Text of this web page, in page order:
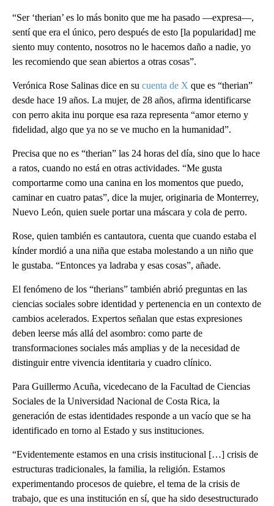
“Ser ‘therian’ es lo más bonito que me ha pasado —expresa—,
sentí que era el único, pero después de esto [la popularidad] me
siento muy contento, nosotros no le hacemos daño a nadie, yo
les recomiendo que sean abiertos a otras cosas”.
Verónica Rose Salinas dice en su cuenta de X que es “therian”
desde hace 19 años. La mujer, de 28 años, afirma identificarse
con perro akita inu porque esa raza representa “amor eterno y
fidelidad, algo que ya no se ve mucho en la humanidad”.
Precisa que no es “therian” las 24 horas del día, sino que lo hace
a ratos, cuando no está en otras actividades. “Me gusta
comportarme como una canina en los momentos que puedo,
caminar en cuatro patas”, dice la mujer, originaria de Monterrey,
Nuevo León, quien suele portar una máscara y cola de perro.
Rose, quien también es cantautora, cuenta que cuando estaba el
kínder mordió a una niña que estaba molestando a un niño que
le gustaba. “Entonces ya ladraba y esas cosas”, añade.
El fenómeno de los “therians” también abrió preguntas en las
ciencias sociales sobre identidad y pertenencia en un contexto de
cambios acelerados. Expertos señalan que estas expresiones
deben leerse más allá del asombro: como parte de
transformaciones sociales más amplias y de la necesidad de
distinguir entre vivencia identitaria y cuadro clínico.
Para Guillermo Acuña, vicedecano de la Facultad de Ciencias
Sociales de la Universidad Nacional de Costa Rica, la
generación de estas identidades responde a un vacío que se ha
identificado en torno al Estado y sus instituciones.
“Evidentemente estamos en una crisis institucional […] crisis de
estructuras tradicionales, la familia, la religión. Estamos
experimentando procesos de quiebre, el tema de la crisis de
trabajo, que es una institución en sí, que ha sido desestructurado